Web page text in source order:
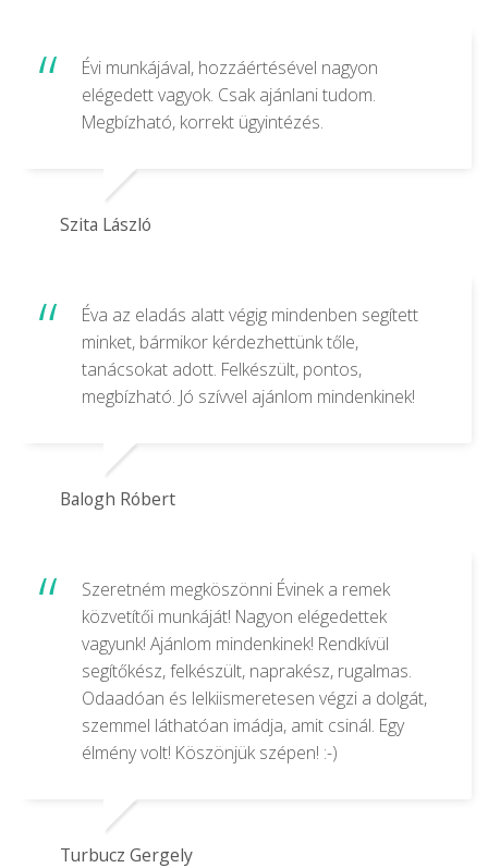
Évi munkájával, hozzáértésével nagyon
elégedett vagyok. Csak ajánlani tudom.
Megbízható, korrekt ügyintézés.
Szita László
Éva az eladás alatt végig mindenben segített
minket, bármikor kérdezhettünk tőle,
tanácsokat adott. Felkészült, pontos,
megbízható. Jó szívvel ajánlom mindenkinek!
Balogh Róbert
Szeretném megköszönni Évinek a remek
közvetítői munkáját! Nagyon elégedettek
vagyunk! Ajánlom mindenkinek! Rendkívül
segítőkész, felkészült, naprakész, rugalmas.
Odaadóan és lelkiismeretesen végzi a dolgát,
szemmel láthatóan imádja, amit csinál. Egy
élmény volt! Köszönjük szépen! :-)
Turbucz Gergely